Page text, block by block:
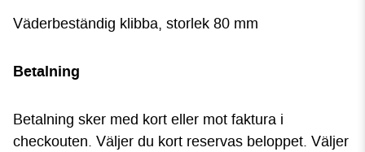
Väderbeständig klibba, storlek 80 mm
Betalning
Betalning sker med kort eller mot faktura i
checkouten. Väljer du kort reservas beloppet. Väljer